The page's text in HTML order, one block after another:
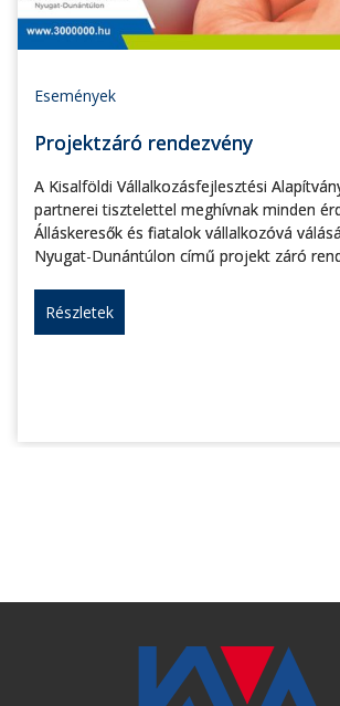
Események
Projektzáró rendezvény
A Kisalföldi Vállalkozásfejlesztési
partnerei tisztelettel meghívnak minden
Álláskeresők és fiatalok vállalkozóvá
Nyugat-Dunántúlon című projekt záró
Részletek